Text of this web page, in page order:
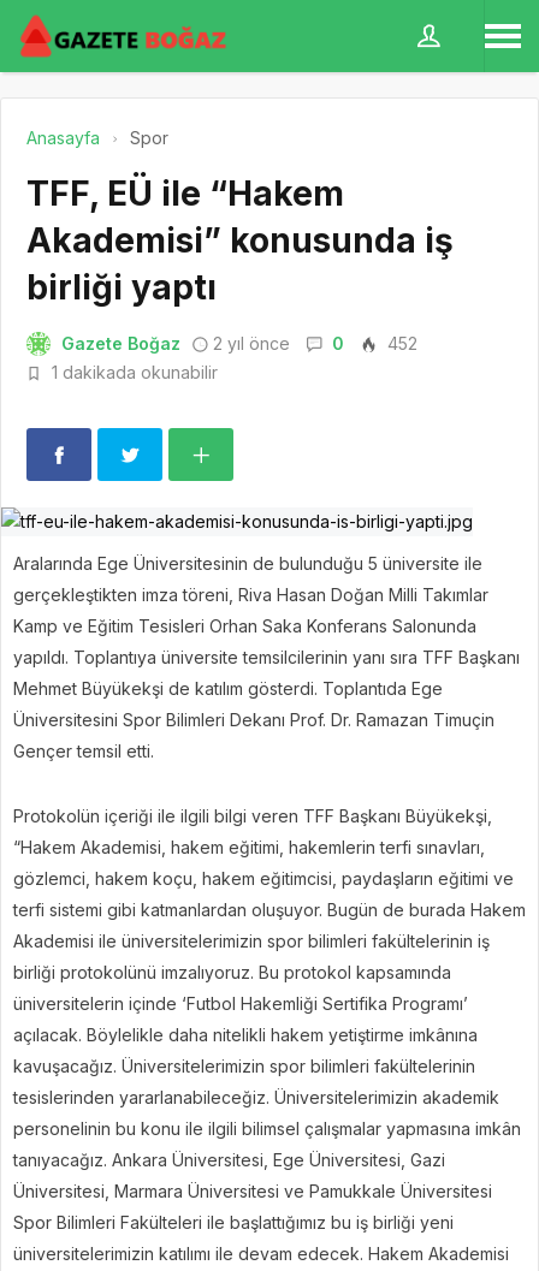
Anasayfa Spor
TFF, EÜ ile “Hakem
Akademisi” konusunda iş
birliği yaptı
Gazete Boğaz 2 yıl önce 0
452
1 dakikada okunabilir
Aralarında Ege Üniversitesinin de bulunduğu 5 üniversite ile
gerçekleştikten imza töreni, Riva Hasan Doğan Milli Takımlar
Kamp ve Eğitim Tesisleri Orhan Saka Konferans Salonunda
yapıldı. Toplantıya üniversite temsilcilerinin yanı sıra TFF Başkanı
Mehmet Büyükekşi de katılım gösterdi. Toplantıda Ege
Üniversitesini Spor Bilimleri Dekanı Prof. Dr. Ramazan Timuçin
Gençer temsil etti.
Protokolün içeriği ile ilgili bilgi veren TFF Başkanı Büyükekşi,
“Hakem Akademisi, hakem eğitimi, hakemlerin terfi sınavları,
gözlemci, hakem koçu, hakem eğitimcisi, paydaşların eğitimi ve
terfi sistemi gibi katmanlardan oluşuyor. Bugün de burada Hakem
Akademisi ile üniversitelerimizin spor bilimleri fakültelerinin iş
birliği protokolünü imzalıyoruz. Bu protokol kapsamında
üniversitelerin içinde ‘Futbol Hakemliği Sertifika Programı’
açılacak. Böylelikle daha nitelikli hakem yetiştirme imkânına
kavuşacağız. Üniversitelerimizin spor bilimleri fakültelerinin
tesislerinden yararlanabileceğiz. Üniversitelerimizin akademik
personelinin bu konu ile ilgili bilimsel çalışmalar yapmasına imkân
tanıyacağız. Ankara Üniversitesi, Ege Üniversitesi, Gazi
Üniversitesi, Marmara Üniversitesi ve Pamukkale Üniversitesi
Spor Bilimleri Fakülteleri ile başlattığımız bu iş birliği yeni
üniversitelerimizin katılımı ile devam edecek. Hakem Akademisi